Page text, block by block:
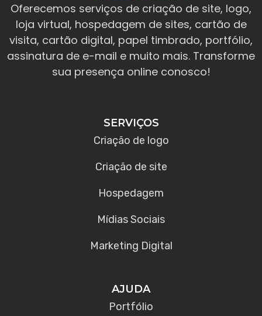
Oferecemos serviços de criação de site, logo,
loja virtual, hospedagem de sites, cartão de
visita, cartão digital, papel timbrado, portfólio,
assinatura de e-mail e muito mais. Transforme
sua presença online conosco!
SERVIÇOS
Criação de logo
Criação de site
Hospedagem
Mídias Sociais
Marketing Digital
AJUDA
Portfólio